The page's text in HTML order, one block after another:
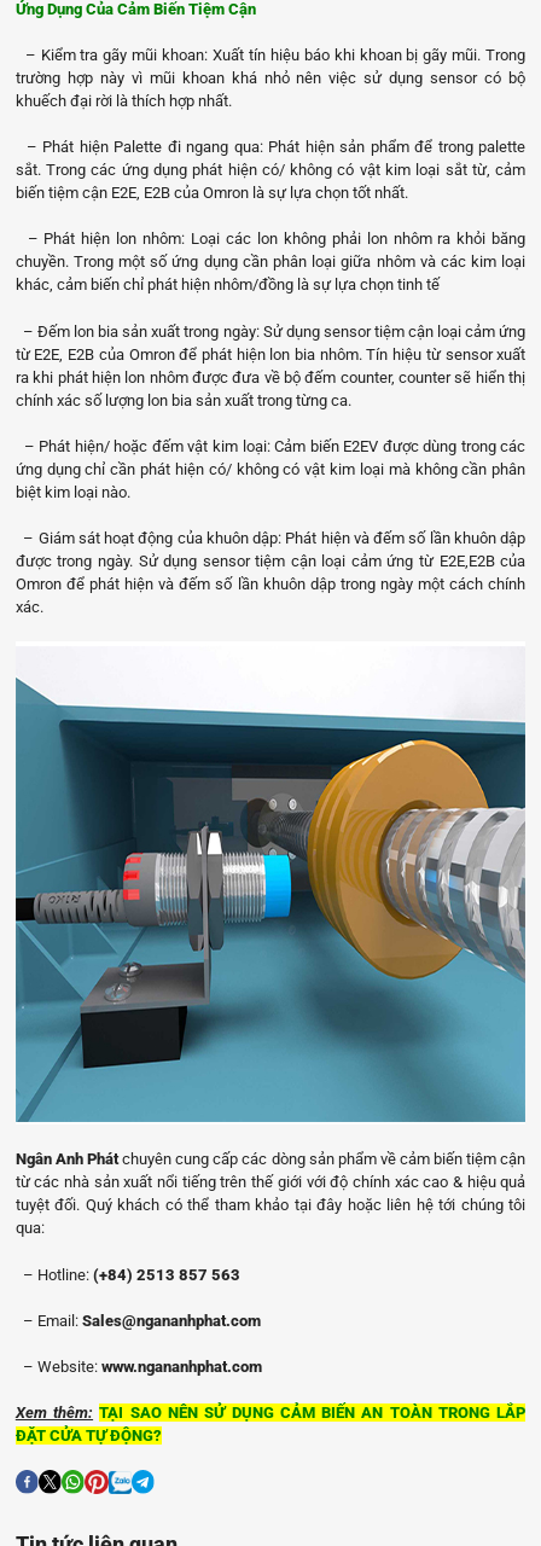
Ứng Dụng Của Cảm Biến Tiệm Cận
– Kiểm tra gãy mũi khoan: Xuất tín hiệu báo khi khoan bị gãy mũi. Trong
trường hợp này vì mũi khoan khá nhỏ nên việc sử dụng sensor có bộ
khuếch đại rời là thích hợp nhất.
– Phát hiện Palette đi ngang qua: Phát hiện sản phẩm để trong palette
sắt. Trong các ứng dụng phát hiện có/ không có vật kim loại sắt từ, cảm
biến tiệm cận E2E, E2B của Omron là sự lựa chọn tốt nhất.
– Phát hiện lon nhôm: Loại các lon không phải lon nhôm ra khỏi băng
chuyền. Trong một số ứng dụng cần phân loại giữa nhôm và các kim loại
khác, cảm biến chỉ phát hiện nhôm/đồng là sự lựa chọn tinh tế
– Đếm lon bia sản xuất trong ngày: Sử dụng sensor tiệm cận loại cảm ứng
từ E2E, E2B của Omron để phát hiện lon bia nhôm. Tín hiệu từ sensor xuất
ra khi phát hiện lon nhôm được đưa về bộ đếm counter, counter sẽ hiển thị
chính xác số lượng lon bia sản xuất trong từng ca.
– Phát hiện/ hoặc đếm vật kim loại: Cảm biến E2EV được dùng trong các
ứng dụng chỉ cần phát hiện có/ không có vật kim loại mà không cần phân
biệt kim loại nào.
– Giám sát hoạt động của khuôn dập: Phát hiện và đếm số lần khuôn dập
được trong ngày. Sử dụng sensor tiệm cận loại cảm ứng từ E2E,E2B của
Omron để phát hiện và đếm số lần khuôn dập trong ngày một cách chính
xác.
Ngân Anh Phátchuyên cung cấp các dòng sản phẩm về cảm biến tiệm cận
từ các nhà sản xuất nổi tiếng trên thế giới với độ chính xác cao & hiệu quả
tuyệt đối. Quý khách có thể tham khảo tại đây hoặc liên hệ tới chúng tôi
qua:
– Hotline: (+84) 2513 857 563
– Email: Sales@ngananhphat.com
– Website: www.ngananhphat.com
Xem thêm: TẠI SAO NÊN SỬ DỤNG CẢM BIẾN AN TOÀN TRONG LẮP
ĐẶT CỬA TỰ ĐỘNG?